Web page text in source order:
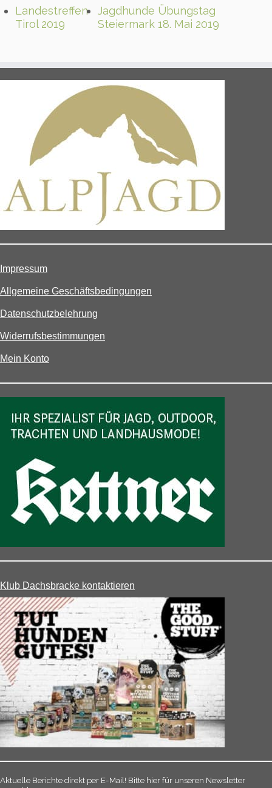
Landestreffen
Tirol 2019
Jagdhunde Übungstag
Steiermark 18. Mai 2019
Impressum
Allgemeine Geschäftsbedingungen
Datenschutzbelehrung
Widerrufsbestimmungen
Mein Konto
Klub Dachsbracke kontaktieren
Aktuelle Berichte direkt per E-Mail! Bitte hier für unseren Newsletter